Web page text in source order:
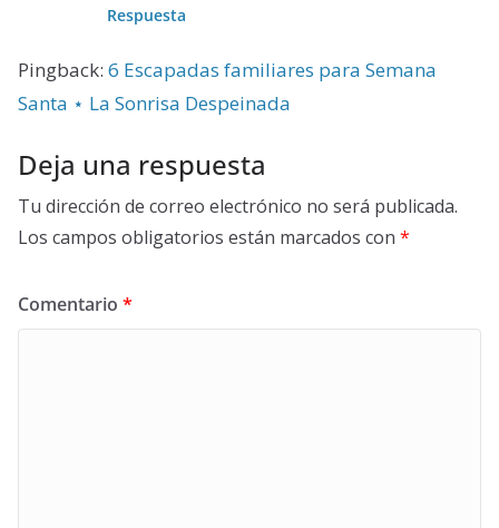
Respuesta
Pingback: 6 Escapadas familiares para Semana
Santa ⋆ La Sonrisa Despeinada
Deja una respuesta
Tu dirección de correo electrónico no será publicada.
Los campos obligatorios están marcados con *
Comentario *